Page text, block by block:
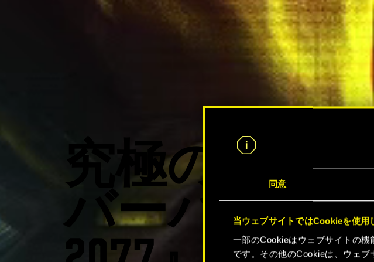
同意
当ウェブサイトではCookieを使用
一部のCookieはウェブサイトの
です。その他のCookieは、ウェ
究極の『サ
バーパンク